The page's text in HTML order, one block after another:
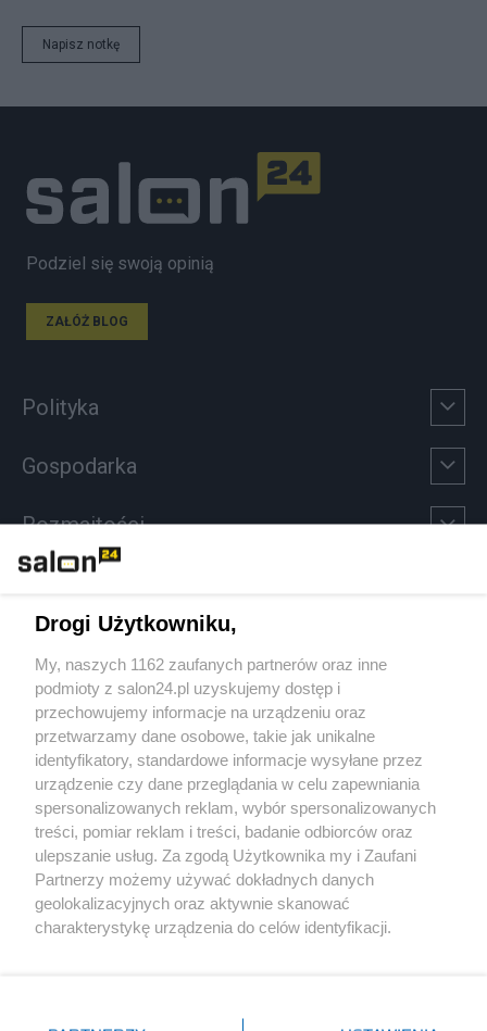
Napisz notkę
Podziel się swoją opinią
ZAŁÓŻ BLOG
Polityka
Gospodarka
Rozmaitości
Sport
Społeczeństwo
Kultura
X Facebook Instagram Youtube
Drogi Użytkowniku,
My, naszych 1162 zaufanych partnerów oraz inne
podmioty z salon24.pl uzyskujemy dostęp i
przechowujemy informacje na urządzeniu oraz
przetwarzamy dane osobowe, takie jak unikalne
identyfikatory, standardowe informacje wysyłane przez
urządzenie czy dane przeglądania w celu zapewniania
spersonalizowanych reklam, wybór spersonalizowanych
treści, pomiar reklam i treści, badanie odbiorców oraz
ulepszanie usług. Za zgodą Użytkownika my i Zaufani
Partnerzy możemy używać dokładnych danych
geolokalizacyjnych oraz aktywnie skanować
charakterystykę urządzenia do celów identyfikacji.
zmienić/wycofać klikając przycisk ustawień prywatności